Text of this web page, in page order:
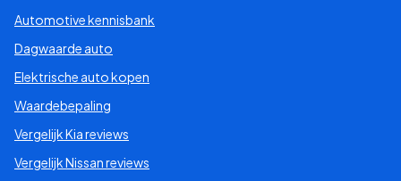
Automotive kennisbank
Dagwaarde auto
Elektrische auto kopen
Waardebepaling
Vergelijk Kia reviews
Vergelijk Nissan reviews